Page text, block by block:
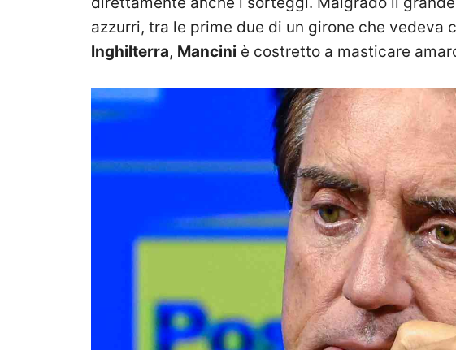
azzurri, tra le prime due di un girone che vedeva
Inghilterra, Mancini è costretto a masticare